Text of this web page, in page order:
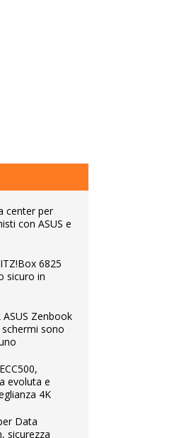
center per
con ASUS e
6825
sicuro in
Zenbook
sono
evoluta e
4K
Data
sicurezza